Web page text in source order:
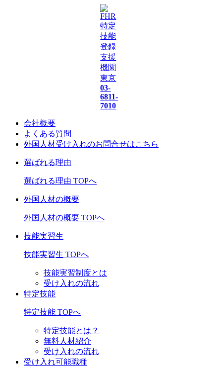
03-
6811-
7010
会社概要
よくある質問
外国人材受け入れのお問合せはこちら
選ばれる理由
選ばれる理由 TOPへ
外国人材の概要
外国人材の概要 TOPへ
技能実習生
技能実習生 TOPへ
技能実習制度とは
受け入れの流れ
特定技能
特定技能 TOPへ
特定技能とは？
無料人材紹介
受け入れの流れ
受け入れ可能職種